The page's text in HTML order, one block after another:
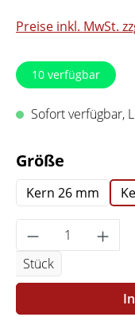
Preise inkl. MwSt.
10 verfügbar
Sofort verfügbar,
Größe
Kern 26 mm
Produkt
Stück